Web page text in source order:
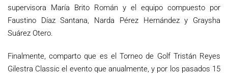
supervisora María Brito Román y el equipo compuesto por
Faustino Díaz Santana, Narda Pérez Hernández y Graysha
Suárez Otero.
Finalmente, comparto que es el Torneo de Golf Tristán Reyes
Gilestra Classic el evento que anualmente, y por los pasados 15